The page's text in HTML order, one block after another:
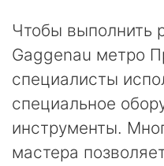
Чтобы выполнить
Gaggenau метро
специалисты
специальное
инструменты.
мастера